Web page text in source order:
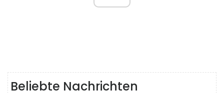
Beliebte Nachrichten